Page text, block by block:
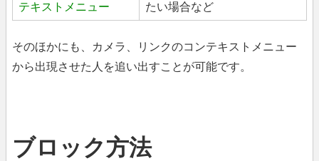
テキストメニュー
たい場合など
そのほかにも、カメラ、リンクのコンテキストメニュー
から出現させた人を追い出すことが可能です。
ブロック方法